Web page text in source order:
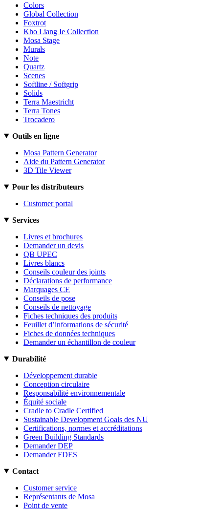
Colors
Global Collection
Foxtrot
Kho Liang Ie Collection
Mosa Stage
Murals
Note
Quartz
Scenes
Softline / Softgrip
Solids
Terra Maestricht
Terra Tones
Trocadero
Outils en ligne
Mosa Pattern Generator
Aide du Pattern Generator
3D Tile Viewer
Pour les distributeurs
Customer portal
Services
Livres et brochures
Demander un devis
QB UPEC
Livres blancs
Conseils couleur des joints
Déclarations de performance
Marquages CE
Conseils de pose
Conseils de nettoyage
Fiches techniques des produits
Feuillet d’informations de sécurité
Fiches de données techniques
Demander un échantillon de couleur
Durabilité
Développement durable
Conception circulaire
Responsabilité environnementale
Équité sociale
Cradle to Cradle Certified
Sustainable Development Goals des NU
Certifications, normes et accréditations
Green Building Standards
Demander DEP
Demander FDES
Contact
Customer service
Représentants de Mosa
Point de vente